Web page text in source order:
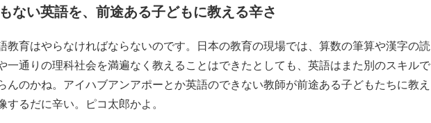
ない英語を、前途ある子どもに教える辛さ
育はやらなければならないのです。日本の教育の現場では、算数の筆算や漢字の読
一通りの理科社会を満遍なく教えることはできたとしても、英語はまた別のスキルで
んのかね。アイハブアンアポーとか英語のできない教師が前途ある子どもたちに教え
するだに辛い。ピコ太郎かよ。